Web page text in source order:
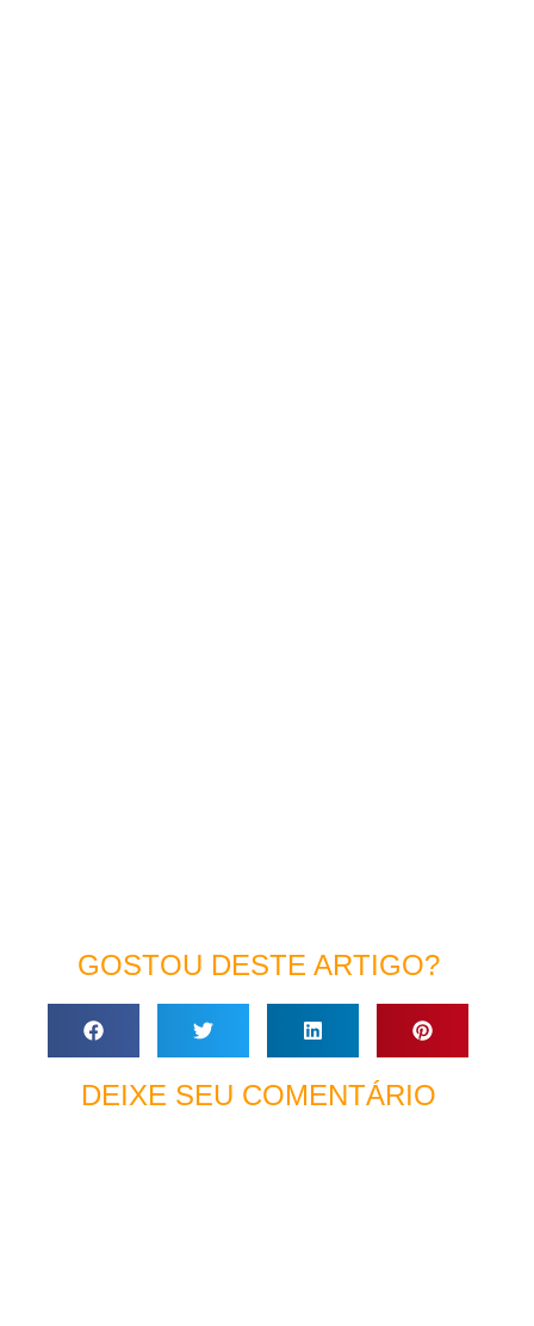
GOSTOU DESTE ARTIGO?
DEIXE SEU COMENTÁRIO